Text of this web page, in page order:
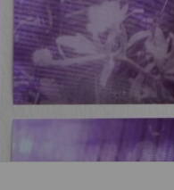
Facebook